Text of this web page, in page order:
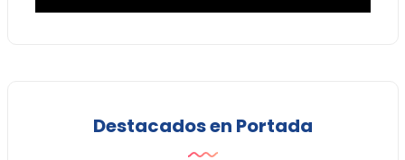
Destacados en Portada